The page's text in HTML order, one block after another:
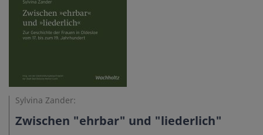
Sylvina Zander:
Zwischen "ehrbar" und "liederlich"